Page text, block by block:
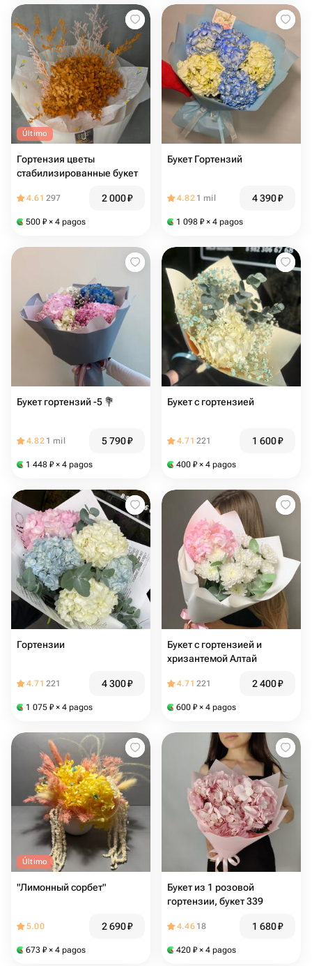
Último
Гортензия цветы
стабилизированные букет
4.61 297 2 000₽
500 ₽ × 4 pagos
Букет Гортензий
4.82 1 mil 4 390₽
1 098 ₽ × 4 pagos
Букет гортензий -5 💐
4.82 1 mil 5 790₽
1 448 ₽ × 4 pagos
Букет с гортензией
4.71 221 1 600₽
400 ₽ × 4 pagos
Гортензии
4.71 221 4 300₽
1 075 ₽ × 4 pagos
Букет с гортензией и
хризантемой Алтай
4.71 221 2 400₽
600 ₽ × 4 pagos
Último
"Лимонный сорбет"
5.00 2 690₽
673 ₽ × 4 pagos
Букет из 1 розовой
гортензии, букет 339
4.46 18 1 680₽
420 ₽ × 4 pagos